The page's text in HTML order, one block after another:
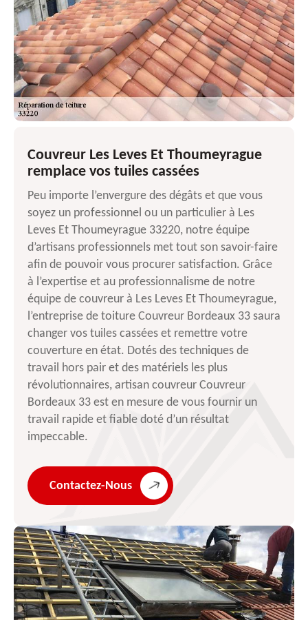
Couvreur Les Leves Et Thoumeyrague
remplace vos tuiles cassées
Peu importe l’envergure des dégâts et que vous
soyez un professionnel ou un particulier à Les
Leves Et Thoumeyrague 33220, notre équipe
d’artisans professionnels met tout son savoir-faire
afin de pouvoir vous procurer satisfaction. Grâce
à l’expertise et au professionnalisme de notre
équipe de couvreur à Les Leves Et Thoumeyrague,
l’entreprise de toiture Couvreur Bordeaux 33 saura
changer vos tuiles cassées et remettre votre
couverture en état. Dotés des techniques de
travail hors pair et des matériels les plus
révolutionnaires, artisan couvreur Couvreur
Bordeaux 33 est en mesure de vous fournir un
travail rapide et fiable doté d’un résultat
impeccable.
Contactez-Nous